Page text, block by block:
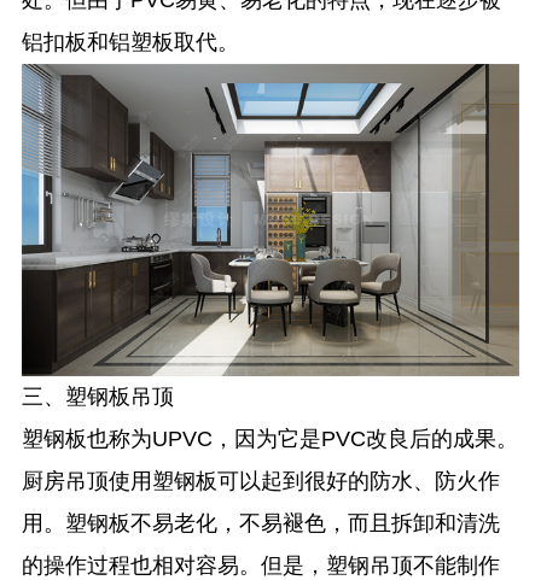
铝扣板和铝塑板取代。
三、塑钢板吊顶
塑钢板也称为UPVC，因为它是PVC改良后的成果。
厨房吊顶使用塑钢板可以起到很好的防水、防火作
用。塑钢板不易老化，不易褪色，而且拆卸和清洗
的操作过程也相对容易。但是，塑钢吊顶不能制作